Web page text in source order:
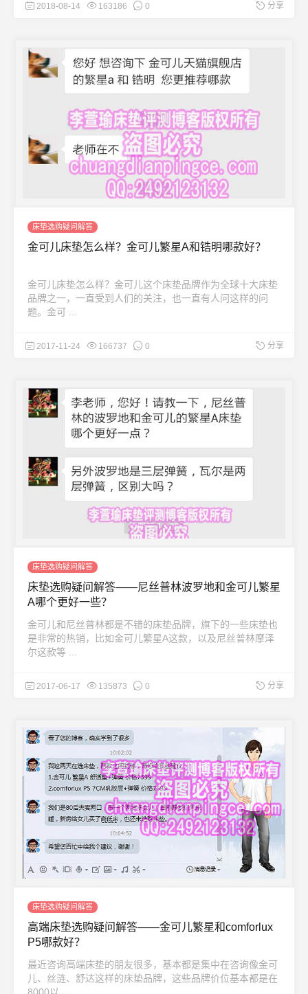
2018-08-14 163186 0 分享
床垫选购疑问解答
金可儿床垫怎么样？金可儿繁星A和锆明哪款好？
金可儿床垫怎么样？金可儿这个床垫品牌作为全球十大床垫
品牌之一，一直受到人们的关注，也一直有人问这样的问
题。金可 ...
2017-11-24 166737 0 分享
床垫选购疑问解答
床垫选购疑问解答——尼丝普林波罗地和金可儿繁星
A哪个更好一些？
金可儿和尼丝普林都是不错的床垫品牌，旗下的一些床垫也
是非常的热销，比如金可儿繁星A这款，以及尼丝普林摩泽
尔这款等 ...
2017-06-17 135873 0 分享
床垫选购疑问解答
高端床垫选购疑问解答——金可儿繁星和comforlux
P5哪款好？
最近咨询高端床垫的朋友很多，基本都是集中在咨询像金可
儿、丝涟、舒达这样的床垫品牌，这些品牌价位基本都是在